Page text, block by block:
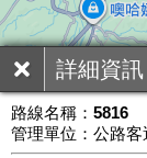
詳細資訊
路線名稱： 5816
管理單位：公路客